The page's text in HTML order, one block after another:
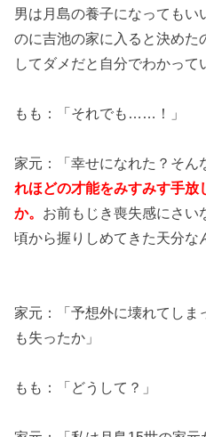
男は月島の養子になってもい
のに吉池の家に入ると決めた
してダメだと自分でわかって
もも：「それでも……！」
家元：「幸せになれた？そん
れほどの才能をみすみす手放
か。 お前もじき喪失感にさい
頃から握りしめてきた天分な
家元：「予想外に壊れてしま
も失ったか」
もも：「どうして？」